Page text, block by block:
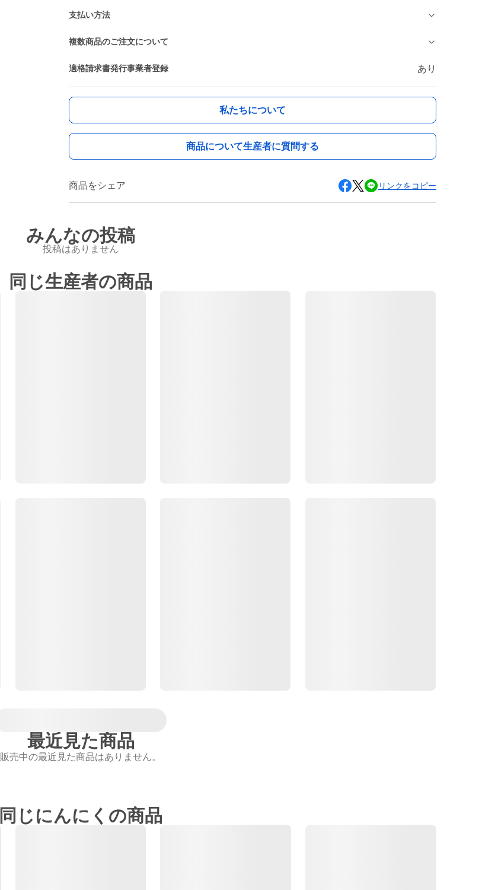
支払い方法
複数商品のご注文について
適格請求書発行事業者登録 あり
私たちについて
商品について生産者に質問する
商品をシェア リンクをコピー
みんなの投稿
投稿はありません
同じ生産者の商品
最近見た商品
販売中の最近見た商品はありません。
同じにんにくの商品